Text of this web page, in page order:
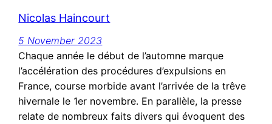
Nicolas Haincourt
5 November 2023
Chaque année le début de l’automne marque
l’accélération des procédures d’expulsions en
France, course morbide avant l’arrivée de la trêve
hivernale le 1er novembre. En parallèle, la presse
relate de nombreux faits divers qui évoquent des